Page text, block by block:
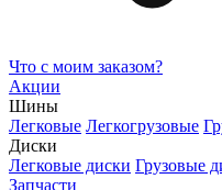
Что с моим заказом?
Акции
Шины
Легковые Легкогрузовые
Диски
Легковые диски Грузовые
Запчасти